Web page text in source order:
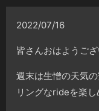
2022/07/16
皆さんおはようご
週末は生憎の天気
リングなrideを楽